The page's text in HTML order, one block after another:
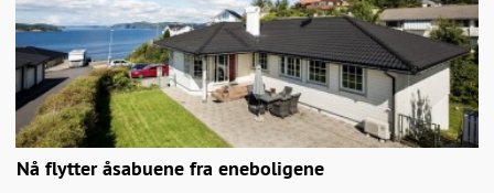
Nå flytter åsabuene fra eneboligene